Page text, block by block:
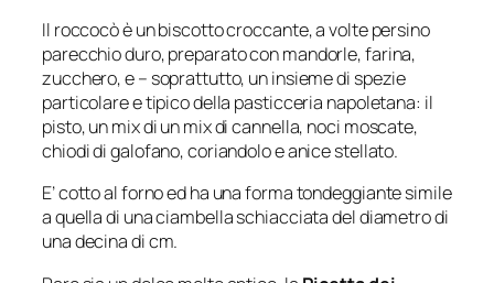
Il roccocò è un biscotto croccante, a volte persino
parecchio duro, preparato con mandorle, farina,
zucchero, e – soprattutto, un insieme di spezie
particolare e tipico della pasticceria napoletana: il
pisto, un mix di un mix di cannella, noci moscate,
chiodi di galofano, coriandolo e anice stellato.
E’ cotto al forno ed ha una forma tondeggiante simile
a quella di una ciambella schiacciata del diametro di
una decina di cm.